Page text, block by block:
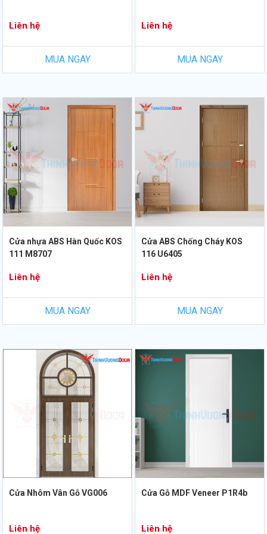
Liên hệ
MUA NGAY
Liên hệ
MUA NGAY
Cửa nhựa ABS Hàn Quốc KOS
111 M8707
Liên hệ
MUA NGAY
Cửa ABS Chống Cháy KOS
116 U6405
Liên hệ
MUA NGAY
Cửa Nhôm Vân Gỗ VG006
Liên hệ
Cửa Gỗ MDF Veneer P1R4b
Liên hệ